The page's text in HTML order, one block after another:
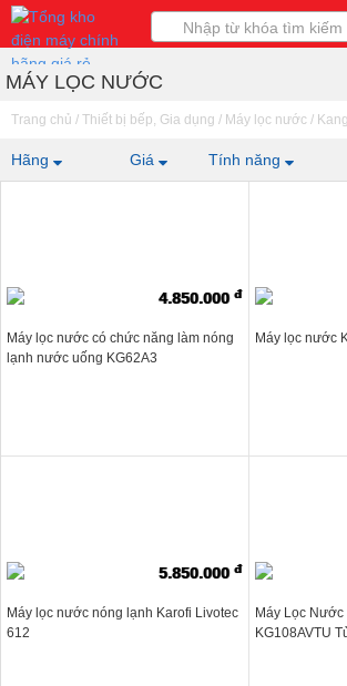
Nhập từ khóa tìm kiếm
MÁY LỌC NƯỚC
Trang chủ / Thiết bị bếp, Gia dụng / Máy lọc nước /
Hãng Giá Tính năng
4.850.000đ
Máy lọc nước có chức năng làm nóng
lạnh nước uống KG62A3
Máy lọc nước
5.850.000đ
Máy lọc nước nóng lạnh Karofi Livotec
612
Máy Lọc
KG108AVTU